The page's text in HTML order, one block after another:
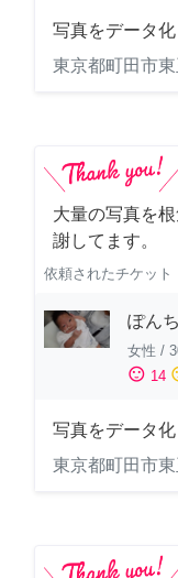
写真をデータ化
東京都町田市
大量の写真を
謝してます。
依頼されたチケット
ぽん
女性 /
sentiment_satisfied 14
写真をデータ化
東京都町田市